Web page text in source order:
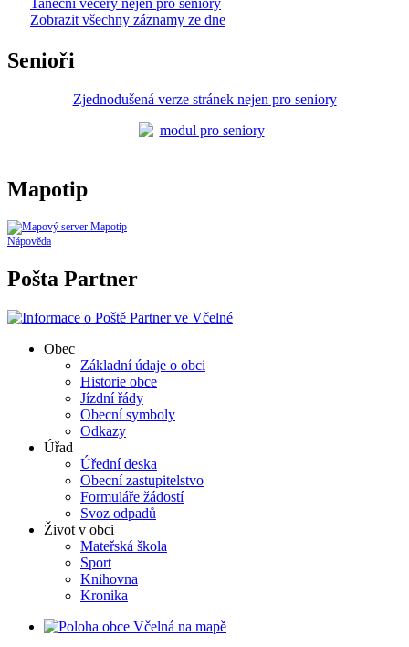
Zobrazit všechny záznamy ze dne
Senioři
Zjednodušená verze stránek nejen pro seniory
Mapotip
Nápověda
Pošta Partner
Obec
Základní údaje o obci
Historie obce
Jízdní řády
Obecní symboly
Odkazy
Úřad
Úřední deska
Obecní zastupitelstvo
Formuláře žádostí
Svoz odpadů
Život v obci
Mateřská škola
Sport
Knihovna
Kronika